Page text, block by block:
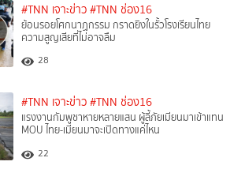
#TNN เจาะข่าว #TNN ช่อง16
ย้อนรอยโศกนาฏกรรม กราดยิงในรั้วโรงเรียนไทย
ความสูญเสียที่ไม่อาจลืม
28
#TNN เจาะข่าว #TNN ช่อง16
แรงงานกัมพูชาหายหลายแสน ผู้ลี้ภัยเมียนมาเข้าแทน
MOU ไทย-เมียนมาจะเปิดทางแค่ไหน
22